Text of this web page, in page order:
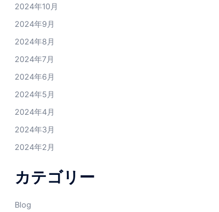
2024年10月
2024年9月
2024年8月
2024年7月
2024年6月
2024年5月
2024年4月
2024年3月
2024年2月
カテゴリー
Blog